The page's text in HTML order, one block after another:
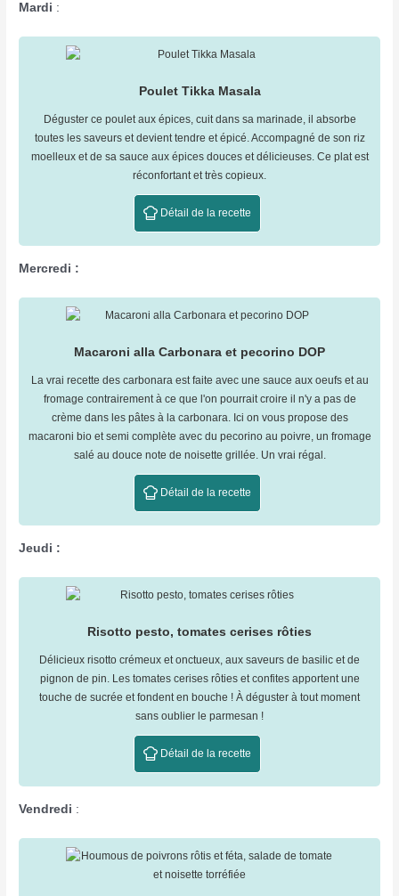
Mardi :
Poulet Tikka Masala
Déguster ce poulet aux épices, cuit dans sa marinade, il absorbe
toutes les saveurs et devient tendre et épicé. Accompagné de son riz
moelleux et de sa sauce aux épices douces et délicieuses. Ce plat est
réconfortant et très copieux.
Détail de la recette
Mercredi :
Macaroni alla Carbonara et pecorino DOP
La vrai recette des carbonara est faite avec une sauce aux oeufs et au
fromage contrairement à ce que l'on pourrait croire il n'y a pas de
crème dans les pâtes à la carbonara. Ici on vous propose des
macaroni bio et semi complète avec du pecorino au poivre, un fromage
salé au douce note de noisette grillée. Un vrai régal.
Détail de la recette
Jeudi :
Risotto pesto, tomates cerises rôties
Délicieux risotto crémeux et onctueux, aux saveurs de basilic et de
pignon de pin. Les tomates cerises rôties et confites apportent une
touche de sucrée et fondent en bouche ! À déguster à tout moment
sans oublier le parmesan !
Détail de la recette
Vendredi :